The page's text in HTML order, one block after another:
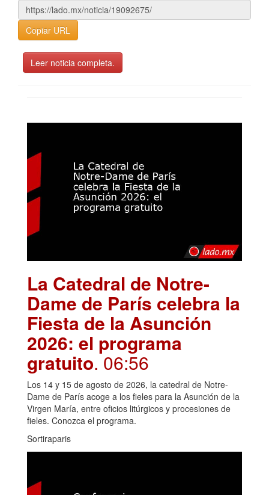
Copiar URL
Leer noticia completa.
La Catedral de Notre-
Dame de París celebra la
Fiesta de la Asunción
2026: el programa
gratuito. 06:56
Los 14 y 15 de agosto de 2026, la catedral de Notre-
Dame de París acoge a los fieles para la Asunción de la
Virgen María, entre oficios litúrgicos y procesiones de
fieles. Conozca el programa.
Sortiraparis